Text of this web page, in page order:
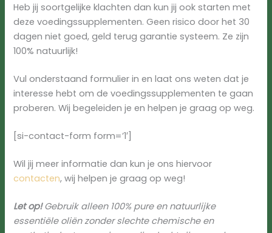
Heb jij soortgelijke klachten dan kun jij ook starten met
deze voedingssupplementen. Geen risico door het 30
dagen niet goed, geld terug garantie systeem. Ze zijn
100% natuurlijk!
Vul onderstaand formulier in en laat ons weten dat je
interesse hebt om de voedingssupplementen te gaan
proberen. Wij begeleiden je en helpen je graag op weg.
[si-contact-form form=’1′]
Wil jij meer informatie dan kun je ons hiervoor
contacten, wij helpen je graag op weg!
Let op!Gebruik alleen 100% pure en natuurlijke
essentiële oliën zonder slechte chemische en